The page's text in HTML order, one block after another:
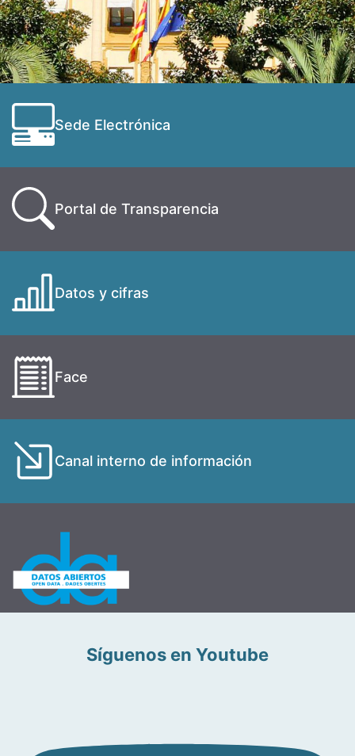
Sede Electrónica
Portal de Transparencia
Datos y cifras
Face
Canal interno de información
Síguenos en Youtube